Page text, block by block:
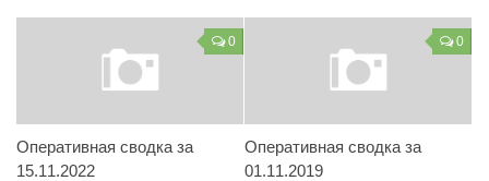
0
Оперативная сводка за
15.11.2022
0
Оперативная сводка за
01.11.2019